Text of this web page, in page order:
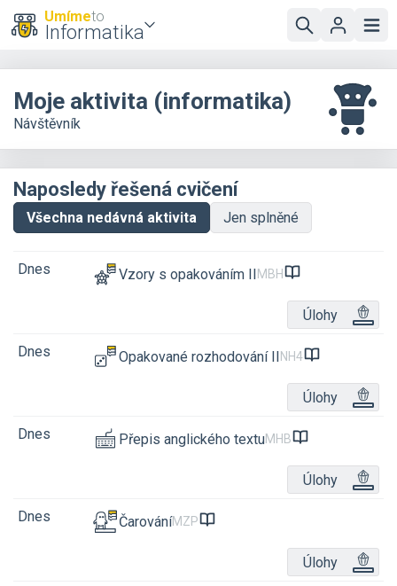
Umímeto
Informatika
Moje aktivita (informatika)
Návštěvník
Naposledy řešená cvičení
Všechna nedávná aktivita Jen splněné
Dnes Vzory s opakováním IIMBH
Úlohy
Dnes Opakované rozhodování IINH4
Úlohy
Dnes Přepis anglického textuMHB
Úlohy
Dnes ČarováníMZP
Úlohy